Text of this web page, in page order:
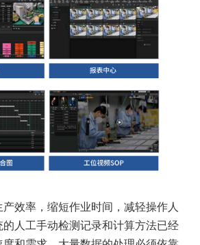
效率，缩短作业时间，减轻操作人
人工手动检测记录和计算方法已经